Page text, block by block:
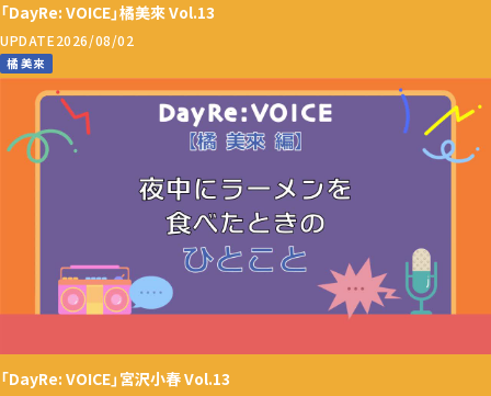
「DayRe: VOICE」橘美來 Vol.13
UPDATE2026/08/02
橘 美來
「DayRe: VOICE」宮沢小春 Vol.13